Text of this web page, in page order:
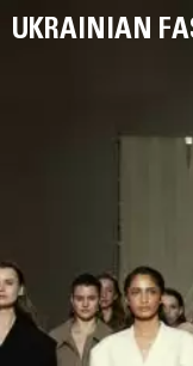
UKRAINIAN